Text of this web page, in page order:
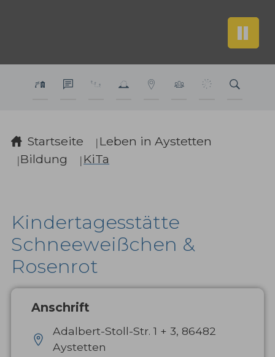
Startseite
Leben in Aystetten
Bildung
KiTa
Kindertagesstätte
Schneeweißchen &
Rosenrot
Anschrift
Adalbert-Stoll-Str. 1 + 3, 86482
Aystetten